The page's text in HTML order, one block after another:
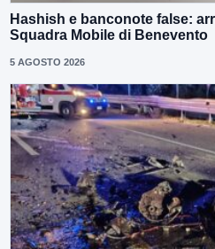
Hashish e banconote false:
Squadra Mobile di Benevento
5 AGOSTO 2026